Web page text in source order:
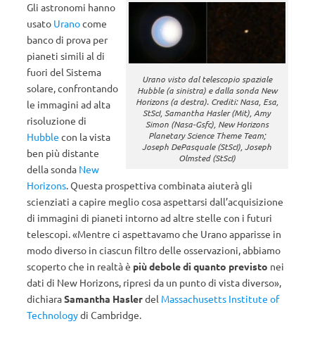
Urano visto dal telescopio spaziale
Hubble (a sinistra) e dalla sonda New
Horizons (a destra). Crediti: Nasa, Esa,
StScI, Samantha Hasler (Mit), Amy
Simon (Nasa-Gsfc), New Horizons
Planetary Science Theme Team;
Joseph DePasquale (StScI), Joseph
Olmsted (StScI)
Gli astronomi hanno
usato Uranocome
banco di prova per
pianeti simili al di
fuori del Sistema
solare, confrontando
le immagini ad alta
risoluzione di
Hubble con la vista
ben più distante
della sonda New
Horizons. Questa prospettiva combinata aiuterà gli
scienziati a capire meglio cosa aspettarsi dall’acquisizione
di immagini di pianeti intorno ad altre stelle con i futuri
telescopi. «Mentre ci aspettavamo che Urano apparisse in
modo diverso in ciascun filtro delle osservazioni, abbiamo
scoperto che in realtà è più debole di quanto previsto nei
dati di New Horizons, ripresi da un punto di vista diverso»,
dichiaraSamantha Haslerdel Massachusetts Institute of
Technologydi Cambridge.